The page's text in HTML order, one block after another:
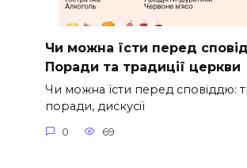
Чи можна їсти перед
Поради та традиції церкви
Чи можна їсти перед сповіддю:
поради, дискусії
0 69